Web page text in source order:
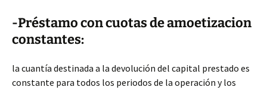
-Préstamo con cuotas de amoetizacion
constantes:
la cuantía destinada a la devolución del capital prestado es
constante para todos los periodos de la operación y los